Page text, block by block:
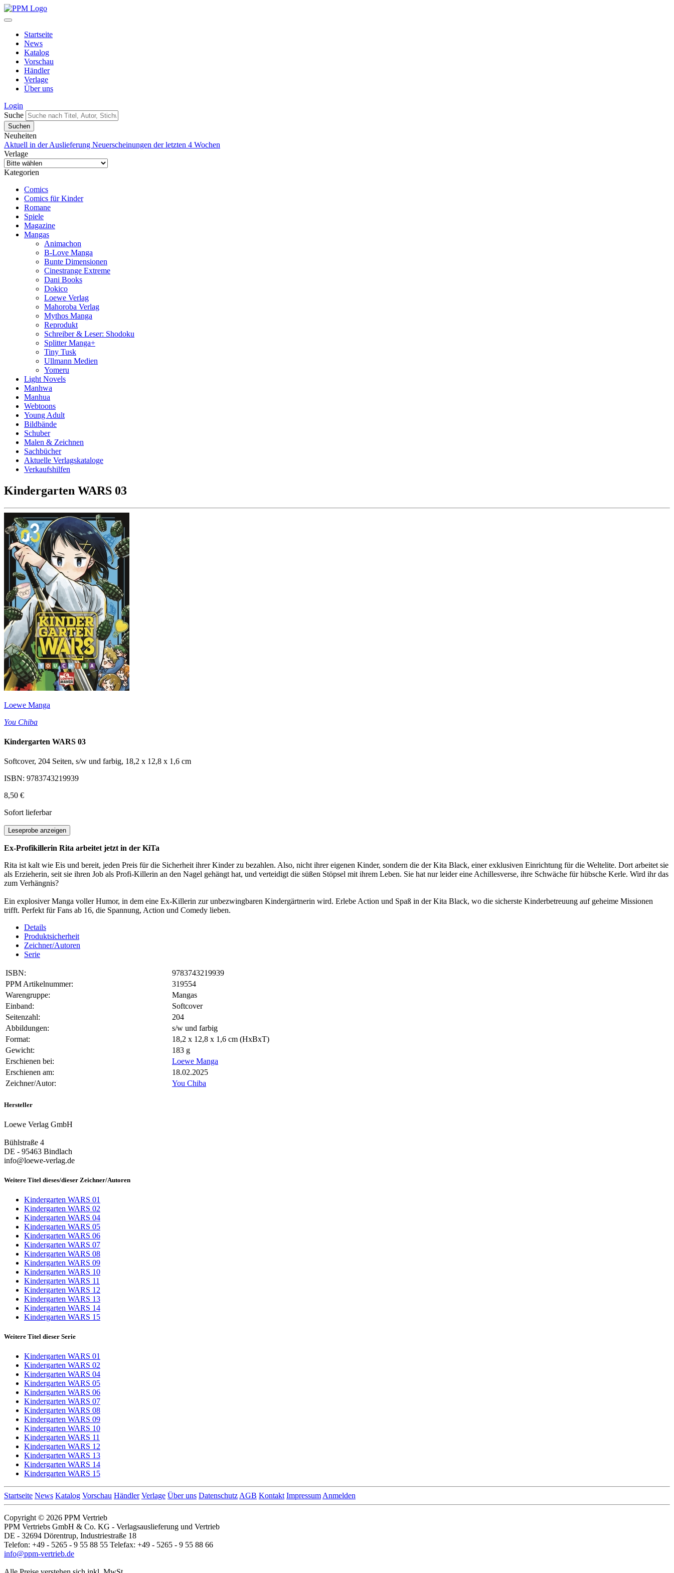
Startseite
News
Katalog
Vorschau
Händler
Verlage
Über uns
Login
Suche
Neuheiten
Aktuell in der Auslieferung Neuerscheinungen der letzten 4 Wochen
Verlage
Kategorien
Comics
Comics für Kinder
Romane
Spiele
Magazine
Mangas
Animachon
B-Love Manga
Bunte Dimensionen
Cinestrange Extreme
Dani Books
Dokico
Loewe Verlag
Mahoroba Verlag
Mythos Manga
Reprodukt
Schreiber & Leser: Shodoku
Splitter Manga+
Tiny Tusk
Ullmann Medien
Yomeru
Light Novels
Manhwa
Manhua
Webtoons
Young Adult
Bildbände
Schuber
Malen & Zeichnen
Sachbücher
Aktuelle Verlagskataloge
Verkaufshilfen
Kindergarten WARS 03
Loewe Manga
You Chiba
Kindergarten WARS 03
Softcover, 204 Seiten, s/w und farbig, 18,2 x 12,8 x 1,6 cm
ISBN: 9783743219939
8,50 €
Sofort lieferbar
Leseprobe anzeigen
Ex-Profikillerin Rita arbeitet jetzt in der KiTa
Rita ist kalt wie Eis und bereit, jeden Preis für die Sicherheit ihrer Kinder zu bezahlen. Also, nicht ihrer eigenen Kinder, sondern die der Kita Black, einer exklusiven Einrichtung für die Weltelite. Dort arbeitet sie
als Erzieherin, seit sie ihren Job als Profi-Killerin an den Nagel gehängt hat, und verteidigt die süßen Stöpsel mit ihrem Leben. Sie hat nur leider eine Achillesverse, ihre Schwäche für hübsche Kerle. Wird ihr das
zum Verhängnis?
Ein explosiver Manga voller Humor, in dem eine Ex-Killerin zur unbezwingbaren Kindergärtnerin wird. Erlebe Action und Spaß in der Kita Black, wo die sicherste Kinderbetreuung auf geheime Missionen
trifft. Perfekt für Fans ab 16, die Spannung, Action und Comedy lieben.
Details
Produktsicherheit
Zeichner/Autoren
Serie
ISBN:
9783743219939
PPM Artikelnummer:
319554
Warengruppe:
Mangas
Einband:
Softcover
Seitenzahl:
204
Abbildungen:
s/w und farbig
Format:
18,2 x 12,8 x 1,6 cm (HxBxT)
Gewicht:
183 g
Erschienen bei:
Loewe Manga
Erschienen am:
18.02.2025
Zeichner/Autor:
You Chiba
Hersteller
Loewe Verlag GmbH
Bühlstraße 4
DE - 95463 Bindlach
info@loewe-verlag.de
Weitere Titel dieses/dieser Zeichner/Autoren
Kindergarten WARS 01
Kindergarten WARS 02
Kindergarten WARS 04
Kindergarten WARS 05
Kindergarten WARS 06
Kindergarten WARS 07
Kindergarten WARS 08
Kindergarten WARS 09
Kindergarten WARS 10
Kindergarten WARS 11
Kindergarten WARS 12
Kindergarten WARS 13
Kindergarten WARS 14
Kindergarten WARS 15
Weitere Titel dieser Serie
Kindergarten WARS 01
Kindergarten WARS 02
Kindergarten WARS 04
Kindergarten WARS 05
Kindergarten WARS 06
Kindergarten WARS 07
Kindergarten WARS 08
Kindergarten WARS 09
Kindergarten WARS 10
Kindergarten WARS 11
Kindergarten WARS 12
Kindergarten WARS 13
Kindergarten WARS 14
Kindergarten WARS 15
Startseite News Katalog Vorschau Händler Verlage Über uns Datenschutz AGB Kontakt Impressum Anmelden
Copyright © 2026 PPM Vertrieb
PPM Vertriebs GmbH & Co. KG - Verlagsauslieferung und Vertrieb
DE - 32694 Dörentrup, Industriestraße 18
Telefon: +49 - 5265 - 9 55 88 55 Telefax: +49 - 5265 - 9 55 88 66
info@ppm-vertrieb.de